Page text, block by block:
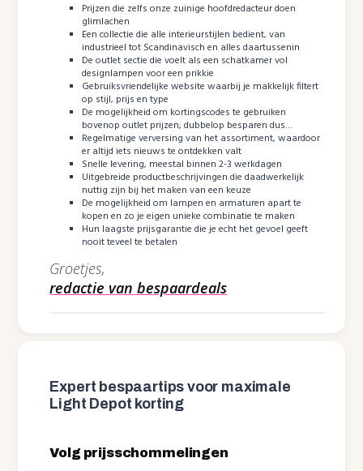
Prijzen die zelfs onze zuinige hoofdredacteur doen
glimlachen
Een collectie die alle interieurstijlen bedient, van
industrieel tot Scandinavisch en alles daartussenin
De outlet sectie die voelt als een schatkamer vol
designlampen voor een prikkie
Gebruiksvriendelijke website waarbij je makkelijk filtert
op stijl, prijs en type
De mogelijkheid om kortingscodes te gebruiken
bovenop outlet prijzen; dubbelop besparen dus…
Regelmatige verversing van het assortiment, waardoor
er altijd iets nieuws te ontdekken valt
Snelle levering, meestal binnen 2-3 werkdagen
Uitgebreide productbeschrijvingen die daadwerkelijk
nuttig zijn bij het maken van een keuze
De mogelijkheid om lampen en armaturen apart te
kopen en zo je eigen unieke combinatie te maken
Hun laagste prijsgarantie die je echt het gevoel geeft
nooit teveel te betalen
Groetjes,
redactie van bespaardeals
Expert bespaartips voor maximale
Light Depot korting
Volg prijsschommelingen